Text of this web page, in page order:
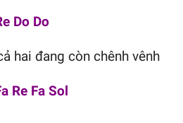
Do Do
hai đang còn chênh vênh
Re Fa Sol